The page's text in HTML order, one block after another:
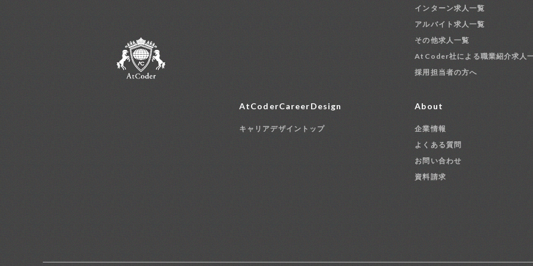
インターン求人一覧
アルバイト求人一覧
その他求人一覧
AtCoder社による職業紹介求人
採用担当者の方へ
AtCoderCareerDesign
キャリアデザイントップ
About
企業情報
よくある質問
お問い合わせ
資料請求